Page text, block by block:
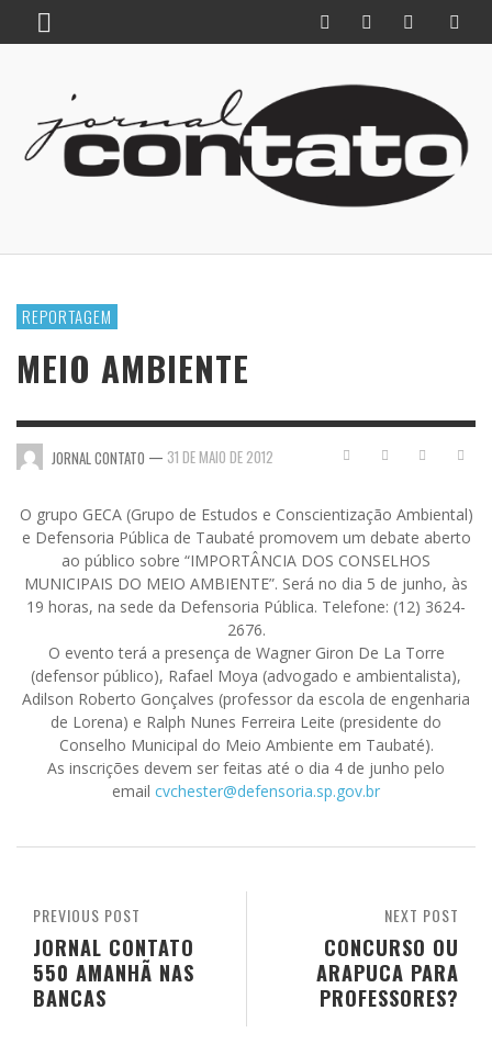
REPORTAGEM
MEIO AMBIENTE
JORNAL CONTATO — 31 DE MAIO DE 2012
O grupo GECA (Grupo de Estudos e Conscientização Ambiental)
e Defensoria Pública de Taubaté promovem um debate aberto
ao público sobre “IMPORTÂNCIA DOS CONSELHOS
MUNICIPAIS DO MEIO AMBIENTE”. Será no dia 5 de junho, às
19 horas, na sede da Defensoria Pública. Telefone: (12) 3624-
2676.
O evento terá a presença de Wagner Giron De La Torre
(defensor público), Rafael Moya (advogado e ambientalista),
Adilson Roberto Gonçalves (professor da escola de engenharia
de Lorena) e Ralph Nunes Ferreira Leite (presidente do
Conselho Municipal do Meio Ambiente em Taubaté).
As inscrições devem ser feitas até o dia 4 de junho pelo
email cvchester@defensoria.sp.gov.br
NEXT POST
CONCURSO OU
ARAPUCA PARA
PROFESSORES?
PREVIOUS POST
JORNAL CONTATO
550 AMANHÃ NAS
BANCAS